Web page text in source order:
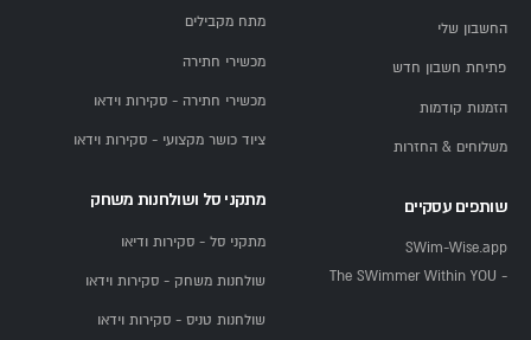
החשבון שלי
פתיחת חשבון חדש
הזמנות קודמות
משלוחים & החזרות
שותפים עסקיים
SWim-Wise.app
- The SWimmer Within YOU
מתח מקבילים
מכשירי חתירה
מכשירי חתירה - סקירות וידאו
ציוד כושר מקצועי - סקירות וידאו
מתקני סל ושולחנות משחק
מתקני סל - סקירות ודיאו
שולחנות משחק - סקירות וידאו
שולחנות טניס - סקירות וידאו